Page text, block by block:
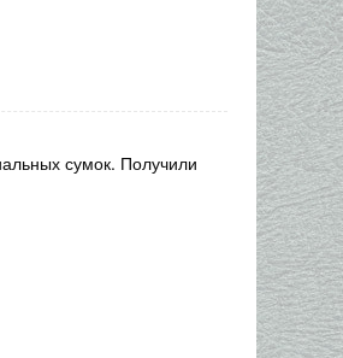
сумок. Получили